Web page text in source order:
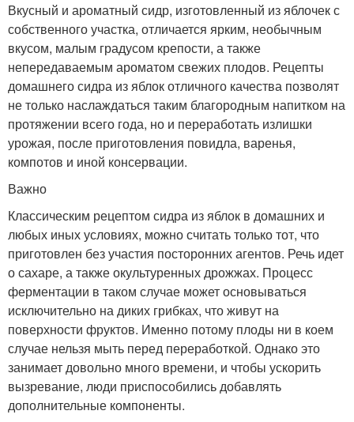
Вкусный и ароматный сидр, изготовленный из яблочек с
собственного участка, отличается ярким, необычным
вкусом, малым градусом крепости, а также
непередаваемым ароматом свежих плодов. Рецепты
домашнего сидра из яблок отличного качества позволят
не только наслаждаться таким благородным напитком на
протяжении всего года, но и переработать излишки
урожая, после приготовления повидла, варенья,
компотов и иной консервации.
Важно
Классическим рецептом сидра из яблок в домашних и
любых иных условиях, можно считать только тот, что
приготовлен без участия посторонних агентов. Речь идет
о сахаре, а также окультуренных дрожжах. Процесс
ферментации в таком случае может основываться
исключительно на диких грибках, что живут на
поверхности фруктов. Именно потому плоды ни в коем
случае нельзя мыть перед переработкой. Однако это
занимает довольно много времени, и чтобы ускорить
вызревание, люди приспособились добавлять
дополнительные компоненты.